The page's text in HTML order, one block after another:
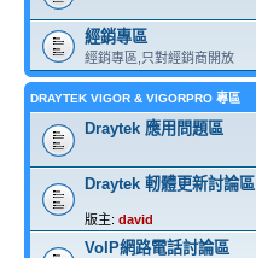
經銷專區
經銷專區,只對經銷商開放
DRAYTEK VIGOR & VIGORPRO 專區
Draytek 應用問題區
Draytek 軔體更新討論區
版主: david
VoIP網路電話討論區